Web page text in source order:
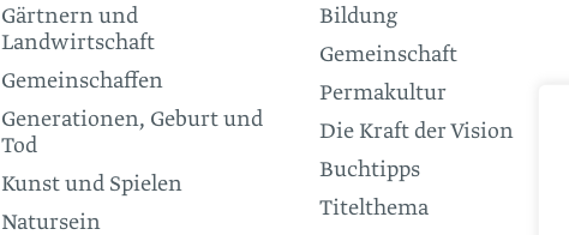
Gärtnern und
Landwirtschaft
Gemeinschaffen
Generationen, Geburt und
Tod
Kunst und Spielen
Natursein
Bildung
Gemeinschaft
Permakultur
Die Kraft der Vision
Buchtipps
Titelthema